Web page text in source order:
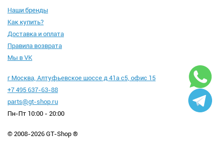
Наши бренды
Как купить?
Доставка и оплата
Правила возврата
Мы в VK
г Москва, Алтуфьевское шоссе д 41а с5, офис 15
+7 495 637-63-88
parts@gt-shop.ru
Пн-Пт 10:00 - 20:00
© 2008-2026 GT-Shop ®